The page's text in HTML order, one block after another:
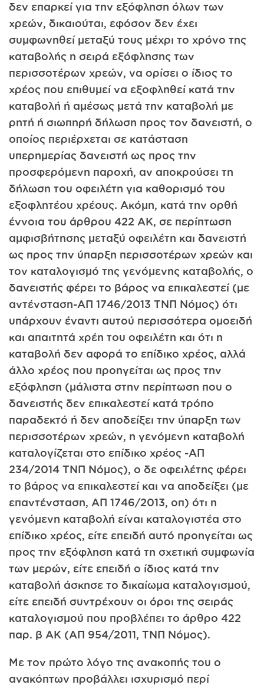
δεν επαρκεί για την εξόφληση όλων των
χρεών, δικαιούται, εφόσον δεν έχει
συμφωνηθεί μεταξύ τους μέχρι το χρόνο της
καταβολής η σειρά εξόφλησης των
περισσοτέρων χρεών, να ορίσει ο ίδιος το
χρέος που επιθυμεί να εξοφληθεί κατά την
καταβολή ή αμέσως μετά την καταβολή με
ρητή ή σιωπηρή δήλωση προς τον δανειστή, ο
οποίος περιέρχεται σε κατάσταση
υπερημερίας δανειστή ως προς την
προσφερόμενη παροχή, αν αποκρούσει τη
δήλωση του οφειλέτη για καθορισμό του
εξοφλητέου χρέους. Ακόμη, κατά την ορθή
έννοια του άρθρου 422 ΑΚ, σε περίπτωση
αμφισβήτησης μεταξύ οφειλέτη και δανειστή
ως προς την ύπαρξη περισσοτέρων χρεών και
τον καταλογισμό της γενόμενης καταβολής, ο
δανειστής φέρει το βάρος να επικαλεστεί (με
αντένσταση-ΑΠ 1746/2013 ΤΝΠ Νόμος) ότι
υπάρχουν έναντι αυτού περισσότερα ομοειδή
και απαιτητά χρέη του οφειλέτη και ότι η
καταβολή δεν αφορά το επίδικο χρέος, αλλά
άλλο χρέος που προηγείται ως προς την
εξόφληση (μάλιστα στην περίπτωση που ο
δανειστής δεν επικαλεστεί κατά τρόπο
παραδεκτό ή δεν αποδείξει την ύπαρξη των
περισσοτέρων χρεών, η γενόμενη καταβολή
καταλογίζεται στο επίδικο χρέος -ΑΠ
234/2014 ΤΝΠ Νόμος), ο δε οφειλέτης φέρει
το βάρος να επικαλεστεί και να αποδείξει (με
επαντένσταση, ΑΠ 1746/2013, οπ) ότι η
γενόμενη καταβολή είναι καταλογιστέα στο
επίδικο χρέος, είτε επειδή αυτό προηγείται ως
προς την εξόφληση κατά τη σχετική συμφωνία
των μερών, είτε επειδή ο ίδιος κατά την
καταβολή άσκησε το δικαίωμα καταλογισμού,
είτε επειδή συντρέχουν οι όροι της σειράς
καταλογισμού που προβλέπει το άρθρο 422
παρ. β ΑΚ (ΑΠ 954/2011, ΤΝΠ Νόμος).
Με τον πρώτο λόγο της ανακοπής του ο
ανακόπτων προβάλλει ισχυρισμό περί